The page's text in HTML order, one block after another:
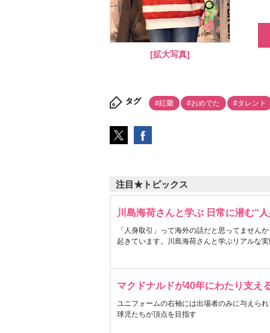
[拡大写真]
タグ #紅蘭 #おめでた #タレント
注目★トピックス
川島海荷さんと学ぶ 日常に潜む“
「人身取引」って海外の話だと思ってません
起きています。川島海荷さんと学ぶリアルな
マクドナルドが40年にわたり支え
ユニフォームの右袖には出場者のみに与えら
球児たちが頂点を目指す